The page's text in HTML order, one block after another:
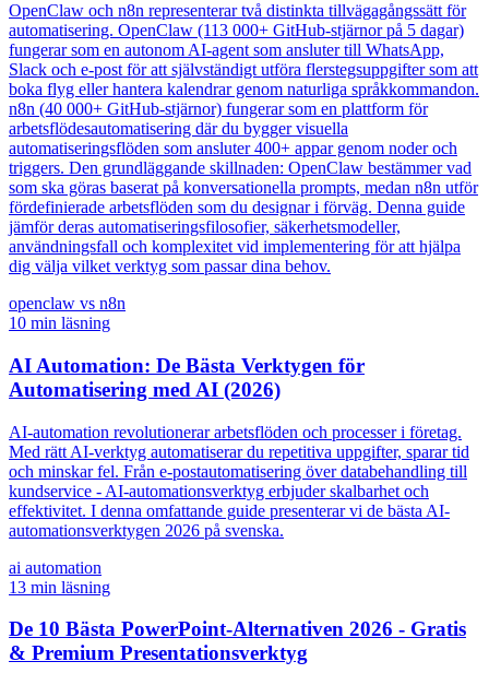
OpenClaw och n8n representerar två distinkta tillvägagångssätt för
automatisering. OpenClaw (113 000+ GitHub-stjärnor på 5 dagar)
fungerar som en autonom AI-agent som ansluter till WhatsApp,
Slack och e-post för att självständigt utföra flerstegsuppgifter som att
boka flyg eller hantera kalendrar genom naturliga språkkommandon.
n8n (40 000+ GitHub-stjärnor) fungerar som en plattform för
arbetsflödesautomatisering där du bygger visuella
automatiseringsflöden som ansluter 400+ appar genom noder och
triggers. Den grundläggande skillnaden: OpenClaw bestämmer vad
som ska göras baserat på konversationella prompts, medan n8n utför
fördefinierade arbetsflöden som du designar i förväg. Denna guide
jämför deras automatiseringsfilosofier, säkerhetsmodeller,
användningsfall och komplexitet vid implementering för att hjälpa
dig välja vilket verktyg som passar dina behov.
openclaw vs n8n
10 min läsning
AI Automation: De Bästa Verktygen för
Automatisering med AI (2026)
AI-automation revolutionerar arbetsflöden och processer i företag.
Med rätt AI-verktyg automatiserar du repetitiva uppgifter, sparar tid
och minskar fel. Från e-postautomatisering över databehandling till
kundservice - AI-automationsverktyg erbjuder skalbarhet och
effektivitet. I denna omfattande guide presenterar vi de bästa AI-
automationsverktygen 2026 på svenska.
ai automation
13 min läsning
De 10 Bästa PowerPoint-Alternativen 2026 - Gratis
& Premium Presentationsverktyg